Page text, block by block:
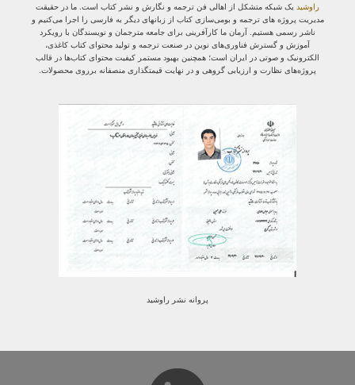
راوشید یک شبکه متشکل از اهالی فن ترجمه و نگارش و نشر کتاب است. ما در حقیقت
مدیریت پروژه‌ های ترجمه و بومی‌سازی کتاب از زبانهای دیگر به فارسی را اجرا می‌کنیم و
ناشر رسمی هستیم. آرمان ما کارآفرینی برای جامعه مترجمان و نویسندگان با رویکرد
آموزش و گسترش فناوری‌های نوین در صنعت ترجمه و تولید محتوای کتاب کاغذی،
الکترونیک و صوتی در ایران است؛ همچنین بهبود مستمر کیفیت محتوای کتاب‌ها در قالب
پروژه‌های نظارت و ارزیابی گروهی و در نهایت قیمتگذاری منصفانه برروی محصولات.
پروانه نشر راوشید